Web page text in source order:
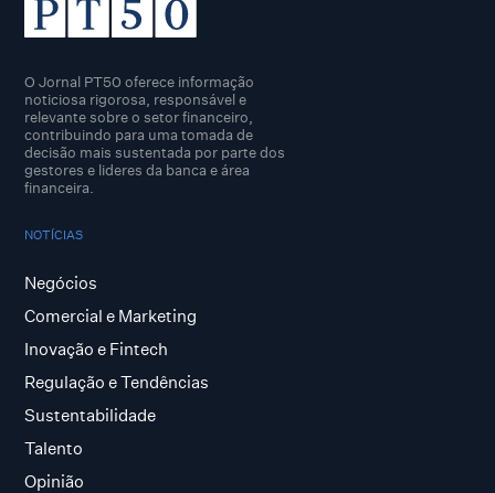
O Jornal PT50 oferece informação
noticiosa rigorosa, responsável e
relevante sobre o setor financeiro,
contribuindo para uma tomada de
decisão mais sustentada por parte dos
gestores e lideres da banca e área
financeira.
NOTÍCIAS
Negócios
Comercial e Marketing
Inovação e Fintech
Regulação e Tendências
Sustentabilidade
Talento
Opinião